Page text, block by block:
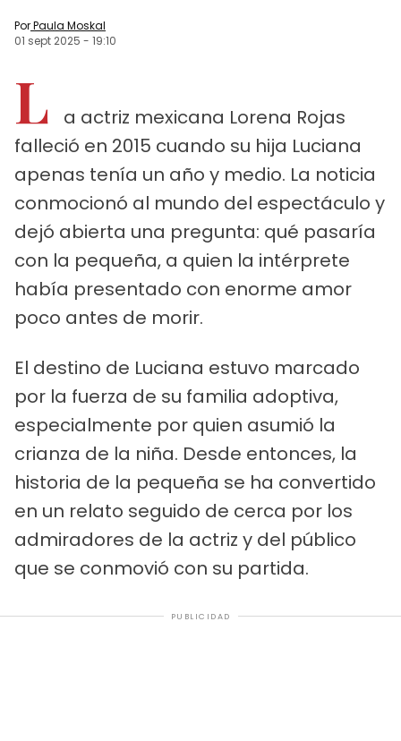
PorPaula Moskal
01 sept 2025 - 19:10
L
a actriz mexicana Lorena Rojas
falleció en 2015 cuando su hija Luciana
apenas tenía un año y medio. La noticia
conmocionó al mundo del espectáculo y
dejó abierta una pregunta: qué pasaría
con la pequeña, a quien la intérprete
había presentado con enorme amor
poco antes de morir.
El destino de Luciana estuvo marcado
por la fuerza de su familia adoptiva,
especialmente por quien asumió la
crianza de la niña. Desde entonces, la
historia de la pequeña se ha convertido
en un relato seguido de cerca por los
admiradores de la actriz y del público
que se conmovió con su partida.
PUBLICIDAD